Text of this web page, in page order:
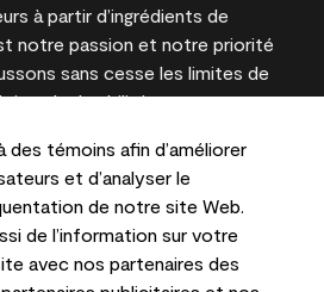
des témoins afin d’améliorer
et d’analyser le
de notre site Web.
de l’information sur votre
avec nos partenaires des
à partir d’ingrédients de
notre passion et notre priorité
sans cesse les limites de
la durabilité pour
à l’écran et sur les